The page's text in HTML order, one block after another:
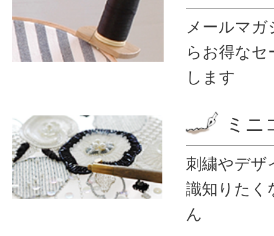
メールマ
ら お得なセ
します
ミニ
刺繍やデザ
識知りたく
ん